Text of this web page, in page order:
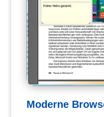
Moderne